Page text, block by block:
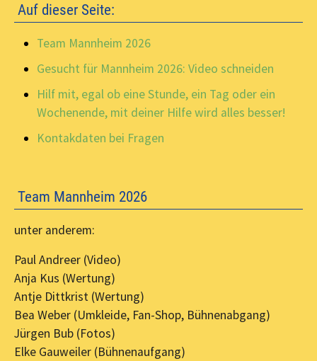
Auf dieser Seite:
Team Mannheim 2026
Gesucht für Mannheim 2026: Video schneiden
Hilf mit, egal ob eine Stunde, ein Tag oder ein
Wochenende, mit deiner Hilfe wird alles besser!
Kontakdaten bei Fragen
Team Mannheim 2026
unter anderem:
Paul Andreer (Video)
Anja Kus (Wertung)
Antje Dittkrist (Wertung)
Bea Weber (Umkleide, Fan-Shop, Bühnenabgang)
Jürgen Bub (Fotos)
Elke Gauweiler (Bühnenaufgang)